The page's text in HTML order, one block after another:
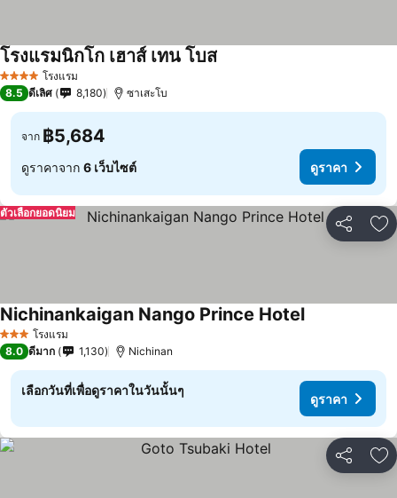
4 ดาว โรงแรม
โรงแรมนิกโก เฮาส์ เทน โบส
8.5 ดีเลิศ 8,180 ซาเสะโบ
จาก ฿5,684
ดูราคาจาก 6 เว็บไซต์ ดูราคา
แชร์ เ
ตัวเลือกยอดนิยม
3 ดาว โรงแรม
Nichinankaigan Nango Prince Hotel
8.0 ดีมาก 1,130 Nichinan
เลือกวันที่เพื่อดูราคาในวันนั้นๆ
ดูราคา
แชร์ เ